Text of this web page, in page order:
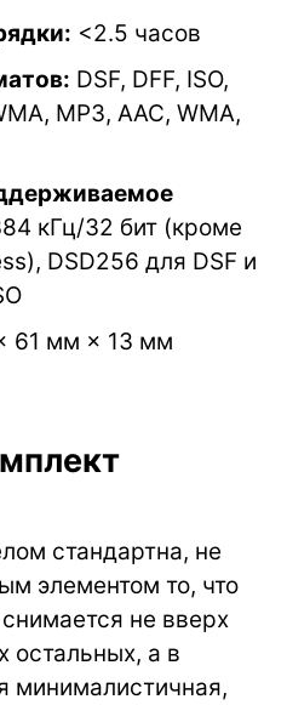
<2.5 часов
DSF, DFF, ISO,
MP3, AAC, WMA,
кГц/32 бит (кроме
DSD256 для DSF и
61 мм × 13 мм
стандартна, не
элементом то, что
не вверх
остальных, а в
минималистичная,